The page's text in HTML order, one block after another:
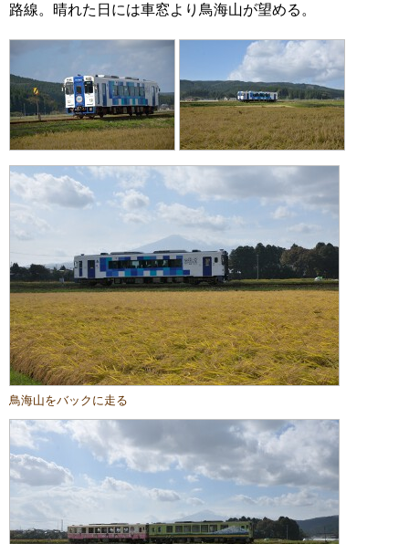
路線。晴れた日には車窓より鳥海山が望める。
鳥海山をバックに走る